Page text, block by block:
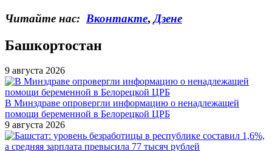
Читайте нас: Вконтакте, Дзене
Башкортостан
9 августа 2026
В Минздраве опровергли информацию о ненадлежащей
помощи беременной в Белорецкой ЦРБ
9 августа 2026